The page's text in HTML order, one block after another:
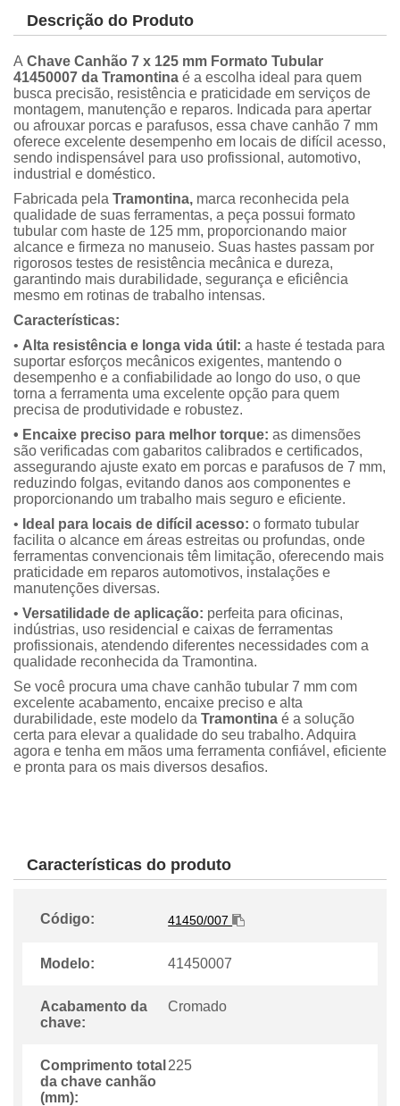
Descrição do Produto
A Chave Canhão 7 x 125 mm Formato Tubular
41450007 da Tramontina é a escolha ideal para quem
busca precisão, resistência e praticidade em serviços de
montagem, manutenção e reparos. Indicada para apertar
ou afrouxar porcas e parafusos, essa chave canhão 7 mm
oferece excelente desempenho em locais de difícil acesso,
sendo indispensável para uso profissional, automotivo,
industrial e doméstico.
Fabricada pela Tramontina, marca reconhecida pela
qualidade de suas ferramentas, a peça possui formato
tubular com haste de 125 mm, proporcionando maior
alcance e firmeza no manuseio. Suas hastes passam por
rigorosos testes de resistência mecânica e dureza,
garantindo mais durabilidade, segurança e eficiência
mesmo em rotinas de trabalho intensas.
Características:
• Alta resistência e longa vida útil: a haste é testada para
suportar esforços mecânicos exigentes, mantendo o
desempenho e a confiabilidade ao longo do uso, o que
torna a ferramenta uma excelente opção para quem
precisa de produtividade e robustez.
• Encaixe preciso para melhor torque: as dimensões
são verificadas com gabaritos calibrados e certificados,
assegurando ajuste exato em porcas e parafusos de 7 mm,
reduzindo folgas, evitando danos aos componentes e
proporcionando um trabalho mais seguro e eficiente.
• Ideal para locais de difícil acesso: o formato tubular
facilita o alcance em áreas estreitas ou profundas, onde
ferramentas convencionais têm limitação, oferecendo mais
praticidade em reparos automotivos, instalações e
manutenções diversas.
• Versatilidade de aplicação: perfeita para oficinas,
indústrias, uso residencial e caixas de ferramentas
profissionais, atendendo diferentes necessidades com a
qualidade reconhecida da Tramontina.
Se você procura uma chave canhão tubular 7 mm com
excelente acabamento, encaixe preciso e alta
durabilidade, este modelo da Tramontina é a solução
certa para elevar a qualidade do seu trabalho. Adquira
agora e tenha em mãos uma ferramenta confiável, eficiente
e pronta para os mais diversos desafios.
Características do produto
Código: 41450/007
Modelo: 41450007
Acabamento da
chave:
Cromado
Comprimento total
da chave canhão
(mm):
225